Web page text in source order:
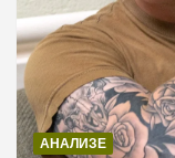
АНАЛИЗЕ